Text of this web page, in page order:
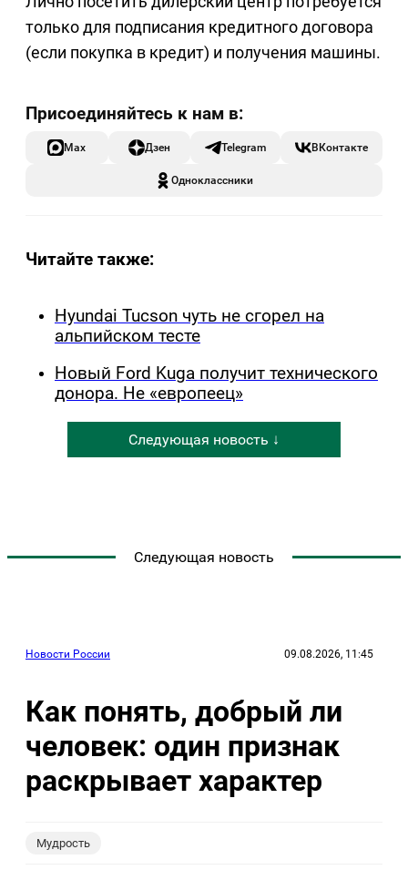
только для подписания кредитного договора
(если покупка в кредит) и получения машины.
Max Дзен Telegram ВКонтакте
Одноклассники
Читайте также:
Hyundai Tucson чуть не сгорел на
альпийском тесте
Новый Ford Kuga получит технического
донора. Не «европеец»
Следующая новость ↓
Следующая новость
Новости России 09.08.2026, 11:45
Как понять, добрый ли
человек: один признак
раскрывает характер
Мудрость